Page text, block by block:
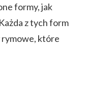
formy, jak
z tych form
które